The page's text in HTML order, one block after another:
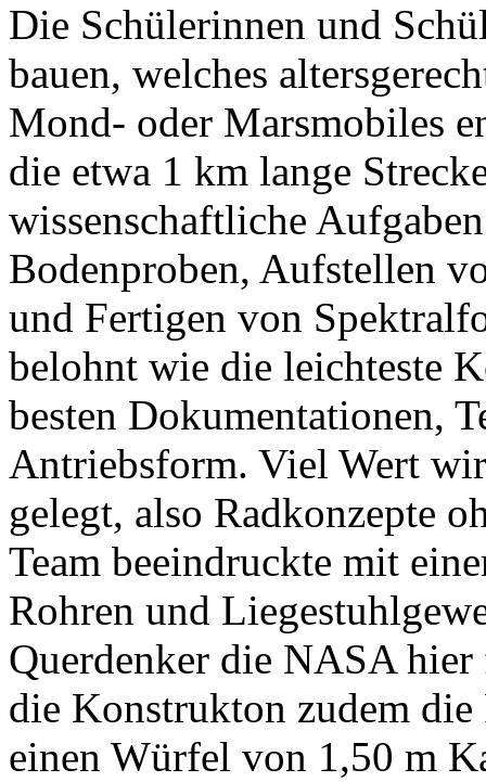
Die Schülerinnen und
bauen, welches
Mond- oder Marsmobiles
die etwa 1 km lange
wissenschaftliche
Bodenproben, Aufstellen
und Fertigen von
belohnt wie die leichteste
besten Dokumentationen,
Antriebsform. Viel Wert
gelegt, also Radkonzepte
Team beeindruckte mit
Rohren und
Querdenker die NASA
die Konstrukton zudem
einen Würfel von 1,50 m